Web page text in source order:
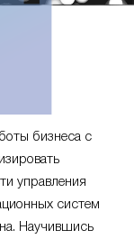
бизнеса с
управления
систем
Научившись